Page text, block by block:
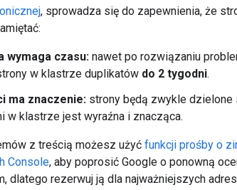
, sprowadza się do zapewnienia, że
wymaga czasu: nawet po rozwiązaniu
w klastrze duplikatów do 2 tygodni.
ma znaczenie: strony będą zwykle dzielone
w klastrze jest wyraźna i znacząca.
z treścią możesz użyć funkcji prośby o
Console, aby poprosić Google o ponowną
dlatego rezerwuj ją dla najważniejszych